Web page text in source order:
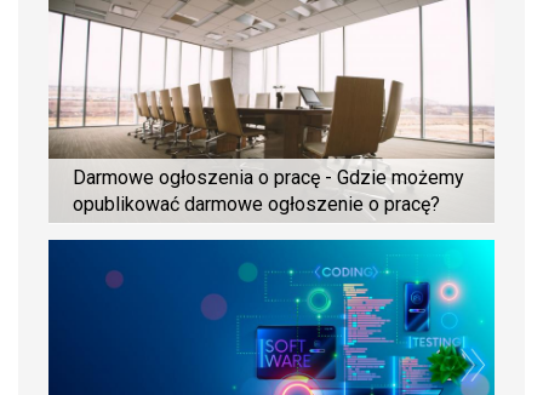
Darmowe ogłoszenia o pracę - Gdzie możemy
opublikować darmowe ogłoszenie o pracę?